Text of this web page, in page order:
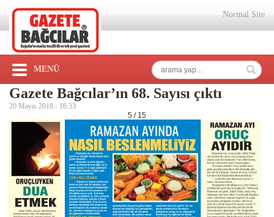
Normal Site
MENÜ
Gazete Bağcılar’ın 68. Sayısı çıktı
20 Mayıs 2018 - 16:33
5 / 15